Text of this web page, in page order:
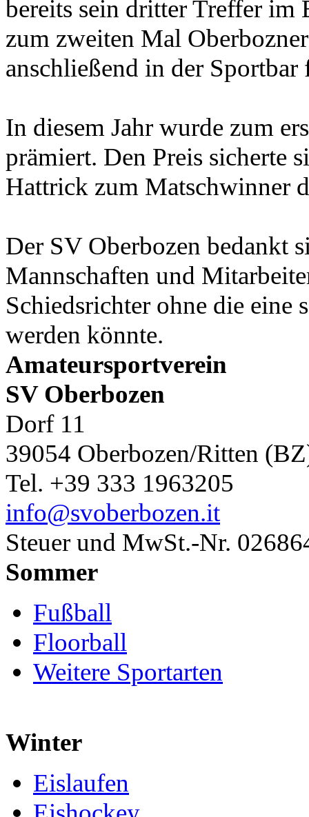
bereits sein dritter Treffer
zum zweiten Mal
anschließend in der
In diesem Jahr wurde zum
prämiert. Den Preis sicherte
Hattrick zum Matschwinner
Der SV Oberbozen bedankt
Mannschaften und
Schiedsrichter ohne die eine
werden könnte.
Amateursportverein
SV Oberbozen
Dorf 11
39054 Oberbozen/Ritten
Tel. +39 333 1963205
info@svoberbozen.it
Steuer und MwSt.-Nr.
Sommer
Fußball
Floorball
Weitere Sportarten
Winter
Eislaufen